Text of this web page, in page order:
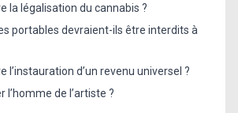
la légalisation du cannabis ?
portables devraient-ils être interdits à
l’instauration d’un revenu universel ?
l’homme de l’artiste ?